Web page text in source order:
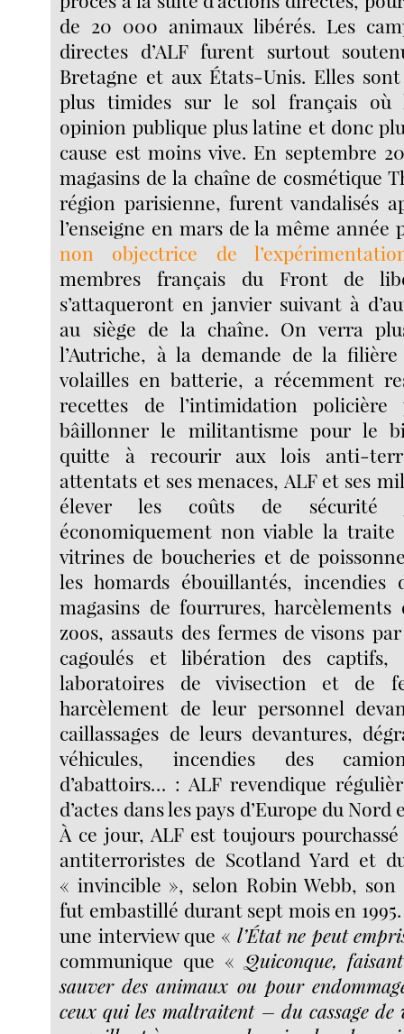
de 20 000 animaux libérés. Les
directes d’ALF furent surtout
Bretagne et aux États-Unis. Elles
plus timides sur le sol français où
opinion publique plus latine et donc
cause est moins vive. En septembre
magasins de la chaîne de cosmétique
région parisienne, furent vandalisés
l’enseigne en mars de la même année
non objectrice de
membres français du Front de
s’attaqueront en janvier suivant à
au siège de la chaîne. On verra
l’Autriche, à la demande de la filière
volailles en batterie, a récemment
recettes de l’intimidation
bâillonner le militantisme pour le
quitte à recourir aux lois anti-
attentats et ses menaces, ALF et ses
élever les coûts de sécurité
économiquement non viable la traite
vitrines de boucheries et de
les homards ébouillantés, incendies
magasins de fourrures,
zoos, assauts des fermes de visons
cagoulés et libération des
laboratoires de vivisection et de
harcèlement de leur personnel
caillassages de leurs devantures,
véhicules, incendies des
d’abattoirs… : ALF revendique
d’actes dans les pays d’Europe du
À ce jour, ALF est toujours
antiterroristes de Scotland Yard et
« invincible », selon Robin Webb,
fut embastillé durant sept mois en
une interview que « l’État ne peut
communique que «Quiconque,
sauver des animaux ou pour
ceux qui les maltraitent – du cassage de